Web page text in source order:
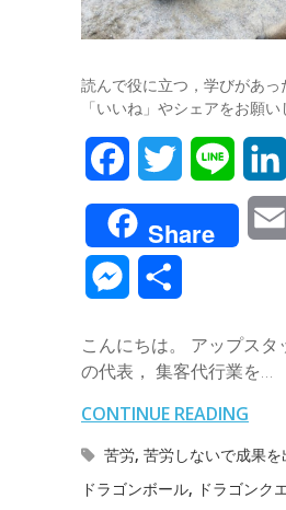
読んで役に立つ，学びがあっ
「いいね」やシェアをお願い
a
c
e
b
o
o
k
w
i
e
r
i
n
Share
s
s
e
n
こんにちは。 アップスタ
の代表， 集客代行業を…
CONTINUE READING
苦労, 苦労しないで成果
ドラゴンボール, ドラゴンク